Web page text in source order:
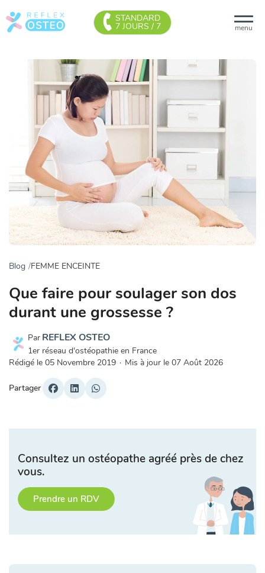
menu
STANDARD
7 JOURS / 7
Blog FEMME ENCEINTE
Que faire pour soulager son dos
durant une grossesse ?
Par REFLEX OSTEO
1er réseau d'ostéopathie en France
Rédigé le 05 Novembre 2019 · Mis à jour le 07 Août 2026
Partager
Consultez un ostéopathe agréé près de chez
vous.
Prendre un RDV